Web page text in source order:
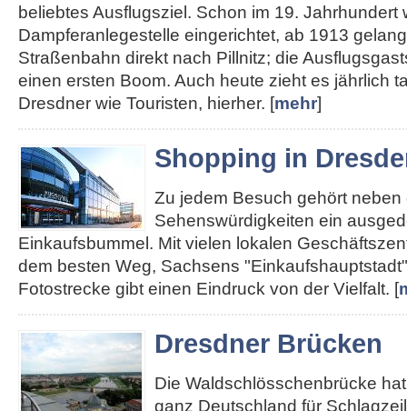
beliebtes Ausflugsziel. Schon im 19. Jahrhundert
Dampferanlegestelle eingerichtet, ab 1913
Straßenbahn direkt nach Pillnitz; die
einen ersten Boom. Auch heute zieht es jährlich
Dresdner wie Touristen, hierher. [mehr]
Shopping in
Zu jedem Besuch gehört neben
Sehenswürdigkeiten ein
Einkaufsbummel. Mit vielen lokalen
dem besten Weg, Sachsens
Fotostrecke gibt einen Eindruck von der Vielfalt. [
Dresdner Brücken
Die Waldschlösschenbrücke
ganz Deutschland für